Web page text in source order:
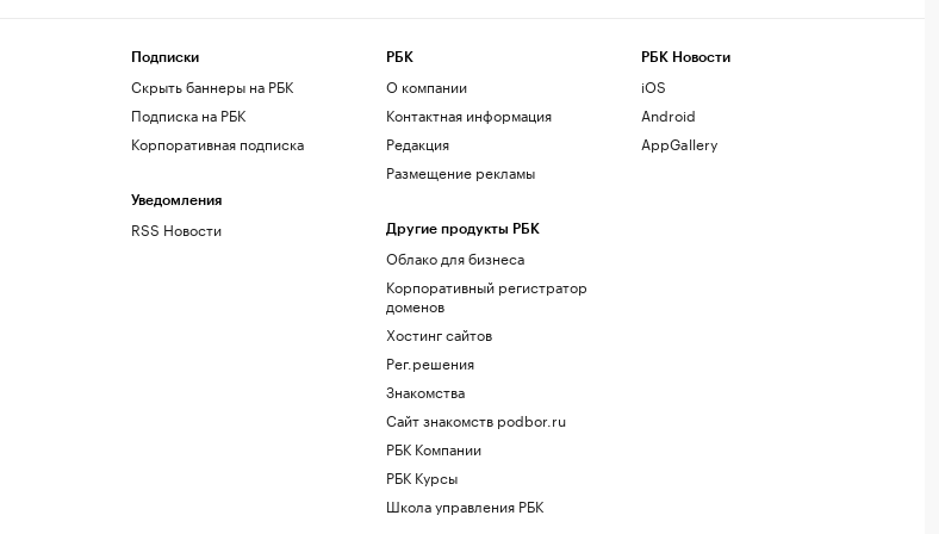
Подписки
Скрыть баннеры на РБК
Подписка на РБК
Корпоративная подписка
Уведомления
RSS Новости
РБК
О компании
Контактная информация
Редакция
Размещение рекламы
Другие продукты РБК
Облако для бизнеса
Корпоративный регистратор
доменов
Хостинг сайтов
Рег.решения
Знакомства
Сайт знакомств podbor.ru
РБК Компании
РБК Курсы
Школа управления РБК
РБК Новости
iOS
Android
AppGallery